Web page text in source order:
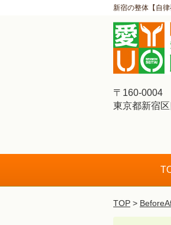
新宿の整体【自
〒160-0004
東京都新宿
TOP >